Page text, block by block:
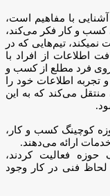
با مفاهیم است،
کسب و کار فکر می‌کند،
تیم‌هایی که در
اطلاعات از افراد با
روی فرد مطلع از کسب و
تجربه اطلاعات خود را
می‌کند که به این
کوچینگ کسب و کار،
ارائه می‌دهند.
فعالیت کردند،
لحاظ فنی در کار وجود